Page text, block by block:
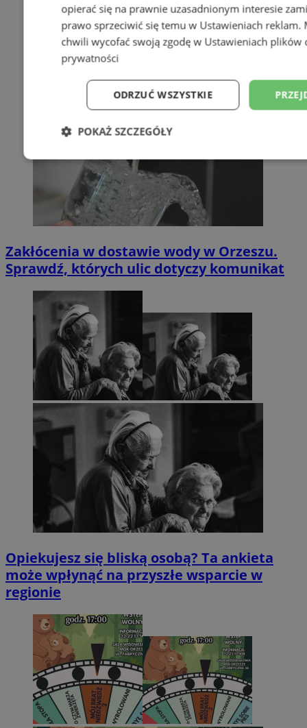
Zakłócenia w dostawie wody w Orzeszu.
Sprawdź, których ulic dotyczy komunikat
Opiekujesz się bliską osobą? Ta ankieta
może wpłynąć na przyszłe wsparcie w
regionie
opierać się na prawnie uzasadnionym interesie
prawo sprzeciwić się temu w Ustawieniach reklam.
chwili wycofać swoją zgodę w Ustawieniach plików
prywatności
ODRZUĆ WSZYSTKIE
POKAŻ SZCZEGÓŁY
Niezbędne Wydajność
Niesklasyfikowane
Niezbędne Wydajność Targetowanie
Niezbędne pliki cookie umożliwiają korzystanie z podstawowych
takich jak logowanie użytkownika i zarządzanie kontem. Bez
można prawidłowo korzystać ze strony internetowej.
Nazwa
Provider/
Domena
QeSessID
MvSessID orzesze.com.pl
VISITOR_PRIVACY_METADATA
YouTube